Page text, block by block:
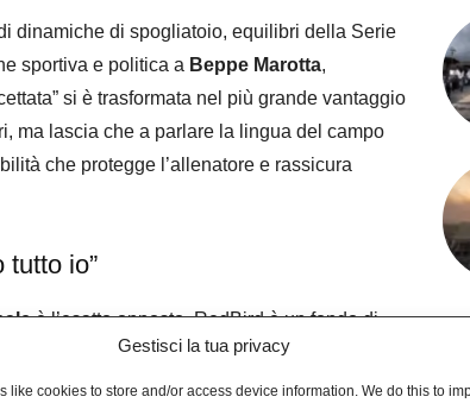
Gestisci la tua privacy
like cookies to store and/or access device information. We do this to
dinamiche di spogliatoio, equilibri della Serie
sportiva e politica a Beppe Marotta,
si è trasformata nel più grande vantaggio
ma lascia che a parlare la lingua del campo
che protegge l’allenatore e rassicura
tutto io”
è l’esatto opposto. RedBird è un fondo di
il Milan per 1,2 miliardi, un po’ di
le logiche tradizionali del calcio